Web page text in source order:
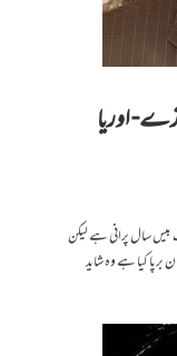
اوریا
بیس سال پرانی ہے لیکن
کیا ہے وہ شاید